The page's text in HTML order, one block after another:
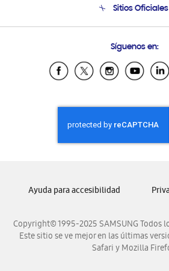
Condiciones de
Soporte vía eMail
Sitios Oficiales
Samsung Ecuador
Samsung El
Samsung
Samsung Nicaragua
Samsung
Samsung
Síguenos en:
Copyright© 1995-2025 SAMSUNG Todos
Este sitio se ve mejor en las últimas
Safari y Mozilla
Ayuda para accesibilidad